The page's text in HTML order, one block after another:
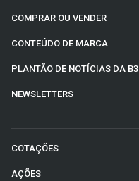
COMPRAR OU VENDER
CONTEÚDO DE MARCA
PLANTÃO DE NOTÍCIAS DA B3
NEWSLETTERS
COTAÇÕES
AÇÕES